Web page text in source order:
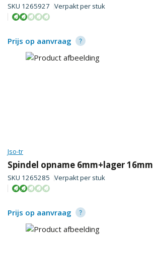
SKU 1265927 Verpakt per stuk
Prijs op aanvraag
Jso-tr
Spindel opname 6mm+lager
SKU 1265285 Verpakt per stuk
Prijs op aanvraag